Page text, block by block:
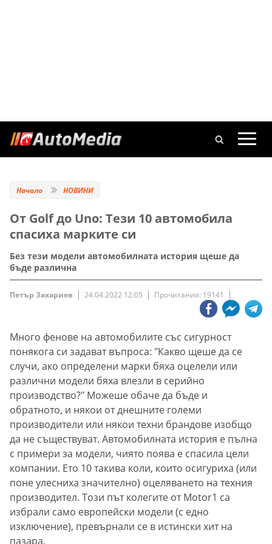
Начало НОВИНИ
От Golf до Uno: Тези 10 автомобила
спасиха марките си
Без тези модели автомобилната история щеше да
бъде различна
Петър Захариев 24.04.2022 12:05 Прочитания: 19141
Много фенове на автомобилите със сигурност
понякога си задават въпроса: "Какво щеше да се
случи, ако определени марки бяха оцелели или
различни модели бяха влезли в серийно
производство?" Можеше обаче да бъде и
обратното, и някои от днешните големи
производители или някои техни брандове изобщо
да не съществуват. Автомобилната история е пълна
с примери за модели, чиято поява е спасила цели
компании. Ето 10 такива коли, които осигуриха (или
поне улесниха значително) оцеляването на техния
производител. Този път колегите от Motor1 са
избрали само европейски модели (с едно
изключение), превърнали се в истински хит на
пазара.